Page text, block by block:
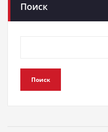
Поиск
Поиск